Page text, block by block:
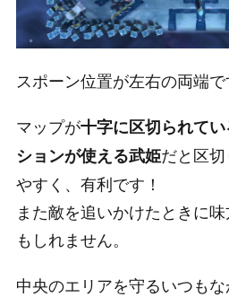
スポーン位置が左右の両端で
マップが十字に区切られてい
ションが使える武姫だと区
やすく、有利です！
また敵を追いかけたときに
もしれません。
中央のエリアを守るいつも